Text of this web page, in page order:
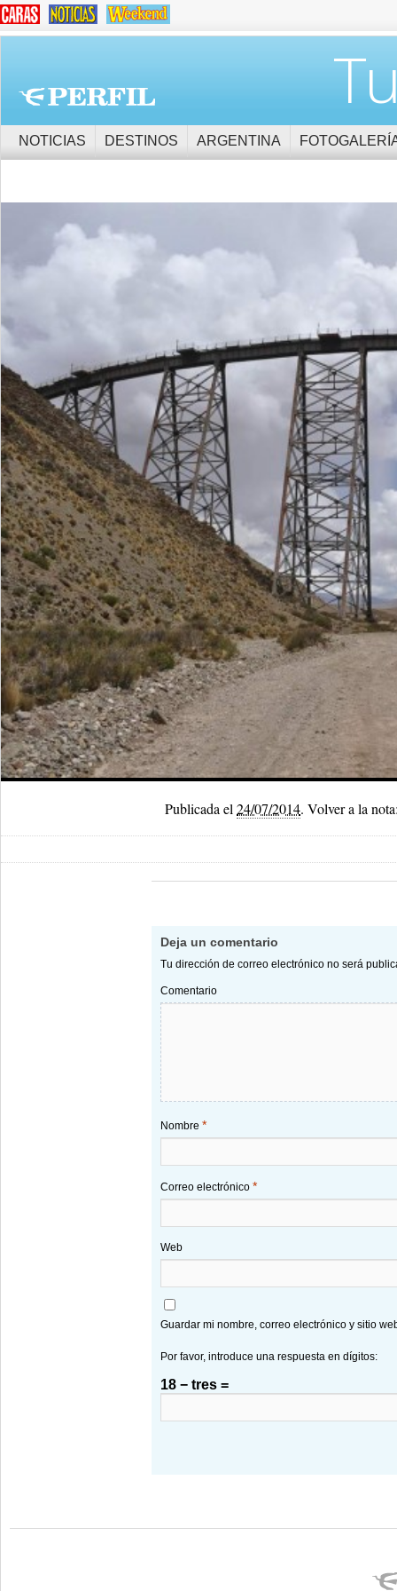
NOTICIAS DESTINOS ARGENTINA
Publicada el 24/07/2014. Volver a la
Deja un comentario
Tu dirección de correo electrónico no será
Comentario
Nombre *
Correo electrónico *
Web
Guardar mi nombre, correo electrónico y sitio
Por favor, introduce una respuesta en dígitos:
18 − tres =